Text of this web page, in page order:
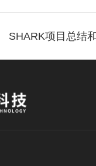
SHARK项目总结